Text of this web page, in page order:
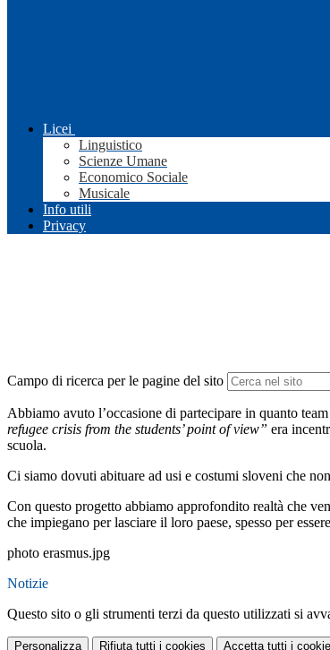
Licei
Linguistico
Scienze Umane
Economico Sociale
Musicale
Info utili
Privacy
Campo di ricerca per le pagine del sito
Abbiamo avuto l’occasione di partecipare in quanto
refugee crisis from the students’ point of view” era
scuola.
Ci siamo dovuti abituare ad usi e costumi sloveni che
Con questo progetto abbiamo approfondito realtà che
che impiegano per lasciare il loro paese, spesso per
photo erasmus.jpg
Notizie
Questo sito o gli strumenti terzi da questo utilizzati si
Personalizza Rifiuta tutti i cookies Accetta tutti i